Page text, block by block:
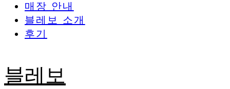
매장 안내
블레보 소개
후기
블레보